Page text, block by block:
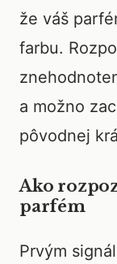
že váš
farbu.
a možno
pôvodnej
Ako
parfém
Prvým